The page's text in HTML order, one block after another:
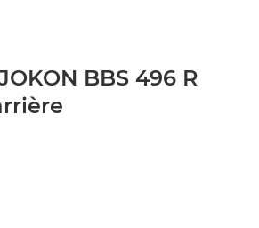
BBS 496 R